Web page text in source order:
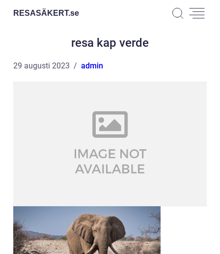
RESASÄKERT.se
resa kap verde
29 augusti 2023 admin